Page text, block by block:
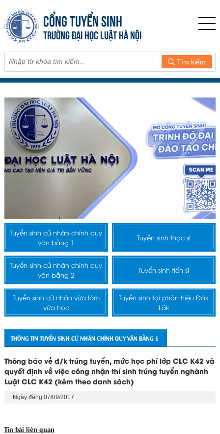
CỔNG TUYỂN SINH
TRƯỜNG ĐẠI HỌC LUẬT HÀ NỘI
Tìm kiếm
Tuyển sinh cử nhân chính quy
văn bằng 1
Tuyển sinh thạc sĩ
Tuyển sinh cử nhân chính quy
văn bằng 2
Tuyển sinh tiến sĩ
Tuyển sinh cử nhân vừa làm
vừa học
Tuyển sinh tại phân hiệu Đắk
Lắk
THÔNG TIN TUYỂN SINH CỬ NHÂN CHÍNH QUY VĂN BẰNG 1
Thông báo về đ/k trúng tuyển, mức học phí lớp CLC K42 và
quyết định về việc công nhận thí sinh trúng tuyển nghành
Luật CLC K42 (kèm theo danh sách)
Ngày đăng 07/09/2017
Tin bài liên quan